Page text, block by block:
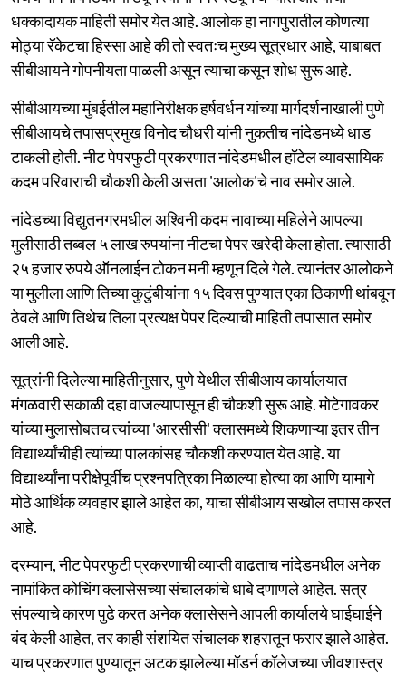
धक्कादायक माहिती समोर येत आहे. आलोक हा नागपुरातील कोणत्या
मोठ्या रॅकेटचा हिस्सा आहे की तो स्वतःच मुख्य सूत्रधार आहे, याबाबत
सीबीआयने गोपनीयता पाळली असून त्याचा कसून शोध सुरू आहे.
सीबीआयच्या मुंबईतील महानिरीक्षक हर्षवर्धन यांच्या मार्गदर्शनाखाली पुणे
सीबीआयचे तपासप्रमुख विनोद चौधरी यांनी नुकतीच नांदेडमध्ये धाड
टाकली होती. नीट पेपरफुटी प्रकरणात नांदेडमधील हॉटेल व्यावसायिक
कदम परिवाराची चौकशी केली असता 'आलोक'चे नाव समोर आले.
नांदेडच्या विद्युतनगरमधील अश्विनी कदम नावाच्या महिलेने आपल्या
मुलीसाठी तब्बल ५ लाख रुपयांना नीटचा पेपर खरेदी केला होता. त्यासाठी
२५ हजार रुपये ऑनलाईन टोकन मनी म्हणून दिले गेले. त्यानंतर आलोकने
या मुलीला आणि तिच्या कुटुंबीयांना १५ दिवस पुण्यात एका ठिकाणी थांबवून
ठेवले आणि तिथेच तिला प्रत्यक्ष पेपर दिल्याची माहिती तपासात समोर
आली आहे.
सूत्रांनी दिलेल्या माहितीनुसार, पुणे येथील सीबीआय कार्यालयात
मंगळवारी सकाळी दहा वाजल्यापासून ही चौकशी सुरू आहे. मोटेगावकर
यांच्या मुलासोबतच त्यांच्या 'आरसीसी' क्लासमध्ये शिकणाऱ्या इतर तीन
विद्यार्थ्यांचीही त्यांच्या पालकांसह चौकशी करण्यात येत आहे. या
विद्यार्थ्यांना परीक्षेपूर्वीच प्रश्नपत्रिका मिळाल्या होत्या का आणि यामागे
मोठे आर्थिक व्यवहार झाले आहेत का, याचा सीबीआय सखोल तपास करत
आहे.
दरम्यान, नीट पेपरफुटी प्रकरणाची व्याप्ती वाढताच नांदेडमधील अनेक
नामांकित कोचिंग क्लासेसच्या संचालकांचे धाबे दणाणले आहेत. सत्र
संपल्याचे कारण पुढे करत अनेक क्लासेसने आपली कार्यालये घाईघाईने
बंद केली आहेत, तर काही संशयित संचालक शहरातून फरार झाले आहेत.
याच प्रकरणात पुण्यातून अटक झालेल्या मॉडर्न कॉलेजच्या जीवशास्त्र